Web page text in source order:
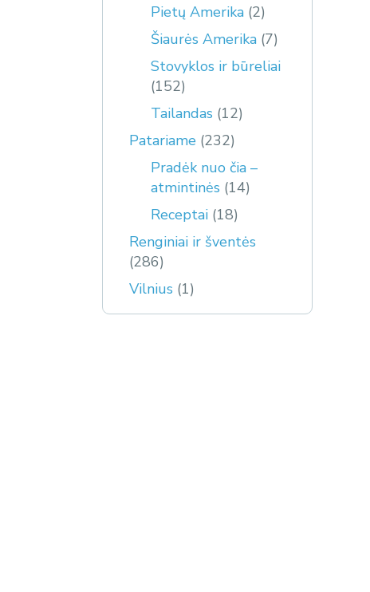
Pietų Amerika (2)
Šiaurės Amerika (7)
Stovyklos ir būreliai
(152)
Tailandas (12)
Patariame (232)
Pradėk nuo čia –
atmintinės (14)
Receptai (18)
Renginiai ir šventės
(286)
Vilnius (1)